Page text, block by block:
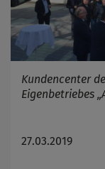
Kundencenter
Eigenbetriebes
27.03.2019